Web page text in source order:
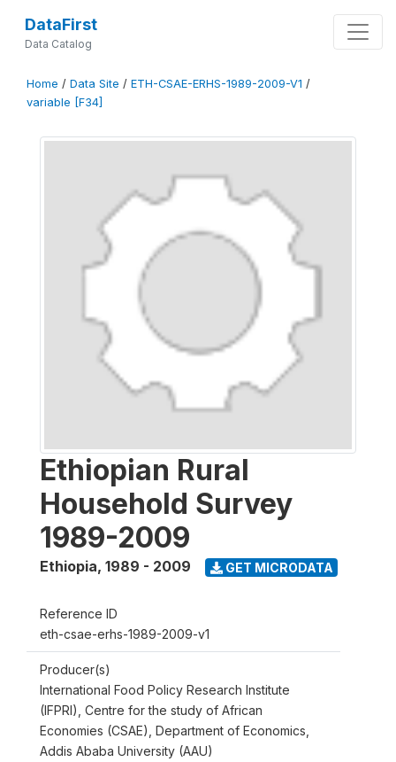
DataFirst
Data Catalog
Home / Data Site / ETH-CSAE-ERHS-1989-2009-V1 /
variable [F34]
Ethiopian Rural
Household Survey
1989-2009
Ethiopia, 1989 - 2009 GET MICRODATA
Reference ID
eth-csae-erhs-1989-2009-v1
Producer(s)
International Food Policy Research Institute
(IFPRI), Centre for the study of African
Economies (CSAE), Department of Economics,
Addis Ababa University (AAU)